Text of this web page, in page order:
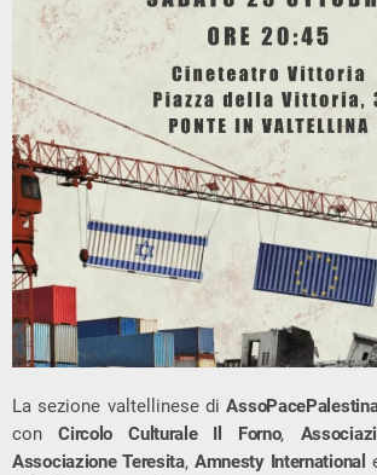
La sezione valtellinese di
conCircolo Culturale Il Forno,
Associazione Teresita, Amnesty International